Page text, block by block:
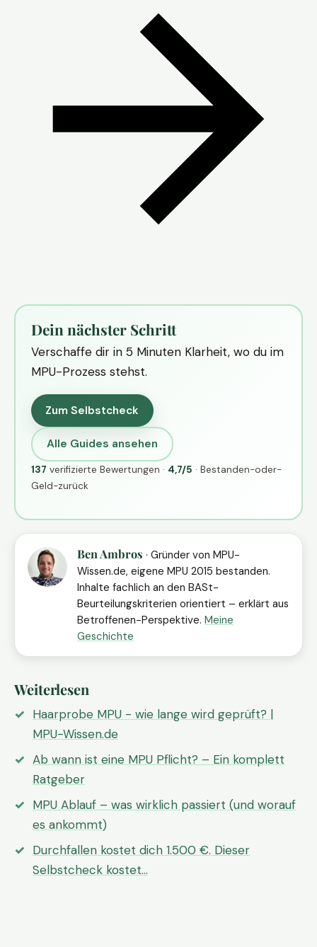
Dein nächster Schritt
Verschaffe dir in 5 Minuten Klarheit, wo du im
MPU-Prozess stehst.
Zum Selbstcheck
Alle Guides ansehen
137 verifizierte Bewertungen · 4,7/5 · Bestanden-oder-
Geld-zurück
Ben Ambros · Gründer von MPU-
Wissen.de, eigene MPU 2015 bestanden.
Inhalte fachlich an den BASt-
Beurteilungskriterien orientiert – erklärt aus
Betroffenen-Perspektive. Meine
Geschichte
Weiterlesen
Haarprobe MPU - wie lange wird geprüft? |
MPU-Wissen.de
Ab wann ist eine MPU Pflicht? – Ein komplett
Ratgeber
MPU Ablauf – was wirklich passiert (und worauf
es ankommt)
Durchfallen kostet dich 1.500 €. Dieser
Selbstcheck kostet…